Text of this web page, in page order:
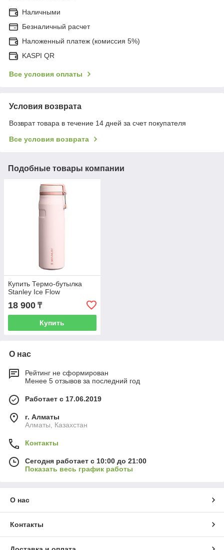
Наличными
Безналичный расчет
Наложенный платеж (комиссия 5%)
KASPI QR
Все условия оплаты
Условия возврата
Возврат товара в течение 14 дней за счет покупателя
Все условия возврата
Подобные товары компании
Купить Термо-бутылка
Stanley Ice Flow
18 900 ₸
Купить
О нас
Рейтинг не сформирован
Менее 5 отзывов за последний год
Работает с 17.06.2019
г. Алматы
Алматы, Казахстан
Контакты
Сегодня работает с 10:00 до 21:00
Показать весь график работы
О нас
Контакты